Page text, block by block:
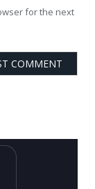
for the next